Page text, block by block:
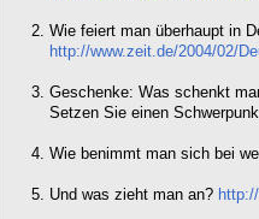
Wie feiert man überhaupt in
http://www.zeit.de/2004/02/
Geschenke: Was schenkt
Setzen Sie einen
Wie benimmt man sich bei
Und was zieht man an?